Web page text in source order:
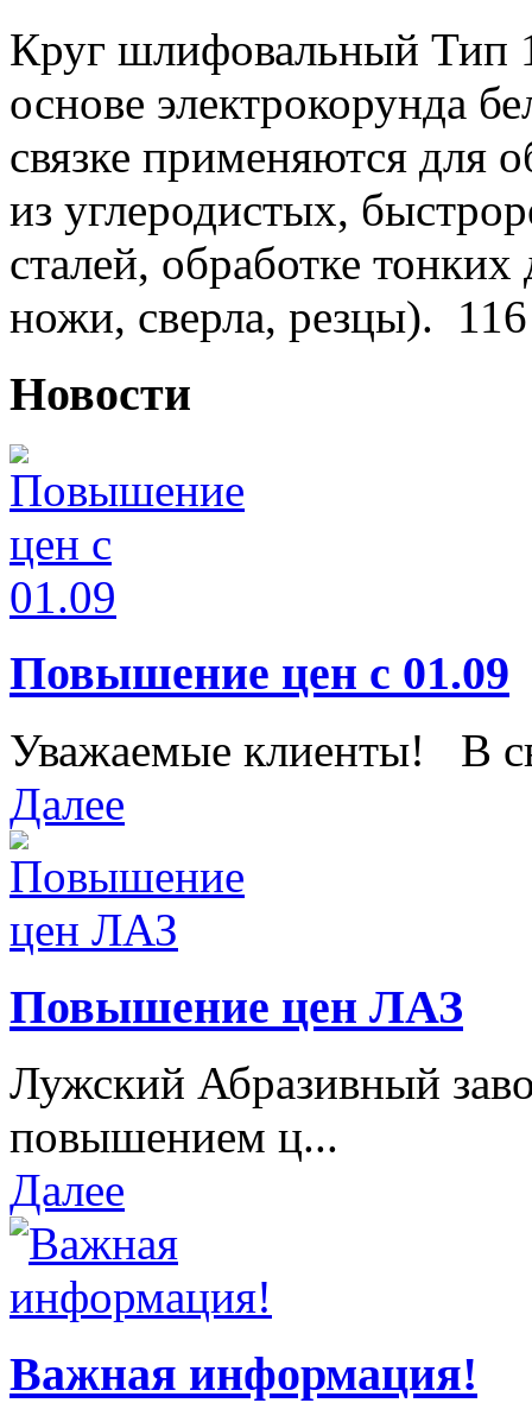
Круг шлифовальный Тип
основе электрокорунда
связке применяются для
из углеродистых,
сталей, обработке
ножи, сверла, резцы). 116
Новости
Повышение цен с 01.09
Уважаемые клиенты! В
Далее
Повышение цен ЛАЗ
Лужский Абразивный
повышением ц...
Далее
Важная информация!